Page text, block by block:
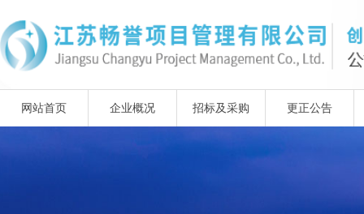
网站首页 企业概况 招标及采购 更正公告